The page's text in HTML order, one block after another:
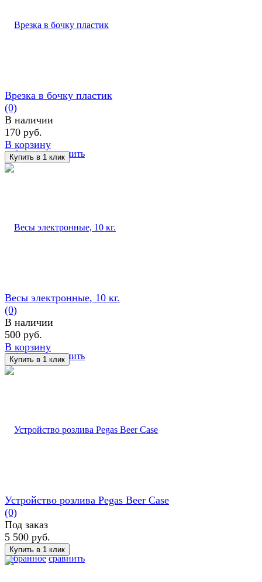
избранное сравнить
Врезка в бочку пластик
(0)
В наличии
170 руб.
В корзину
избранное сравнить
Весы электронные, 10 кг.
(0)
В наличии
500 руб.
В корзину
избранное сравнить
Устройство розлива Pegas Beer Case
(0)
Под заказ
5 500 руб.